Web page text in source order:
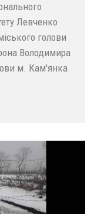
Левченко
голови
Володимира
м. Кам'янка